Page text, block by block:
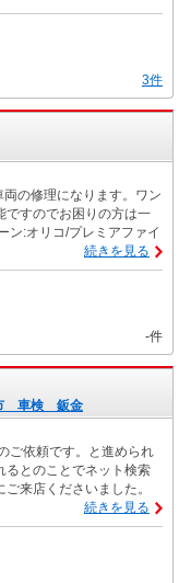
3件
の修理になります。ワン
ですのでお困りの方は一
ン:オリコ/プレミアファイ
続きを見る
-件
車検 鈑金
ご依頼です。と進められ
るとのことでネット検索
来店くださいました。
続きを見る